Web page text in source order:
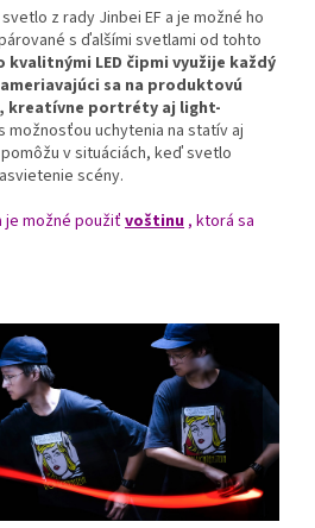
z rady Jinbei EF a je možné ho
s ďalšími svetlami od tohto
kvalitnými LED čipmi využije každý
sa na produktovú
kreatívne portréty aj light-
možnosťou uchytenia na statív aj
v situáciách, keď svetlo
scény.
je možné použiťvoštinu, ktorá sa